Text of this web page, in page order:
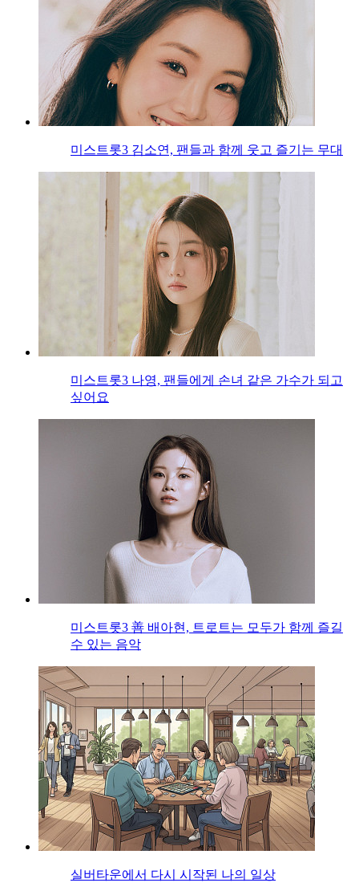
미스트롯3 김소연, 팬들과 함께 웃고 즐기는 무대
미스트롯3 나영, 팬들에게 손녀 같은 가수가 되고
싶어요
미스트롯3 善 배아현, 트로트는 모두가 함께 즐길
수 있는 음악
실버타운에서 다시 시작된 나의 일상